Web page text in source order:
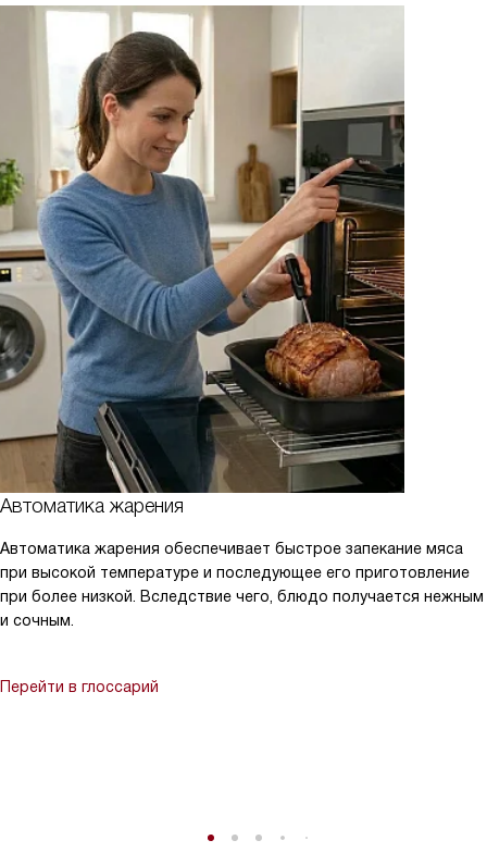
Автоматика жарения
Автоматика жарения обеспечивает быстрое запекание мяса
при высокой температуре и последующее его приготовление
при более низкой. Вследствие чего, блюдо получается нежным
и сочным.
Перейти в глоссарий